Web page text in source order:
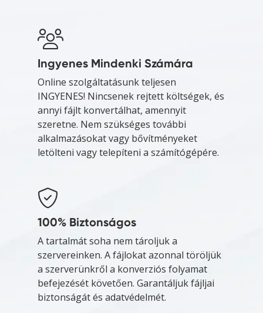
Ingyenes Mindenki Számára
Online szolgáltatásunk teljesen
INGYENES! Nincsenek rejtett költségek, és
annyi fájlt konvertálhat, amennyit
szeretne. Nem szükséges további
alkalmazásokat vagy bővítményeket
letölteni vagy telepíteni a számítógépére.
100% Biztonságos
A tartalmát soha nem tároljuk a
szervereinken. A fájlokat azonnal töröljük
a szerverünkről a konverziós folyamat
befejezését követően. Garantáljuk fájljai
biztonságát és adatvédelmét.